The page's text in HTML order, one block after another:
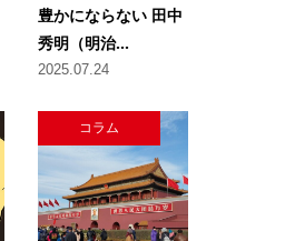
豊かにならない 田中
秀明（明治...
2025.07.24
コラム